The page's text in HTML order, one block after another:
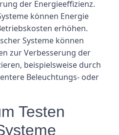
der Energieeffizienz.
können Energie
erhöhen.
Systeme können
zur Verbesserung der
beispielsweise durch
Beleuchtungs- oder
Testen